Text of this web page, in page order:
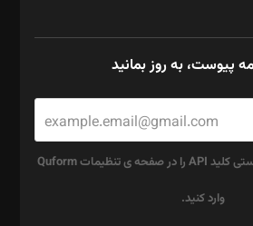
پیوست، به روز بمانید
برای استفاده از ریکپچا بایستی کلید API را در صفحه ی تنظیمات Quform
وارد کنید.